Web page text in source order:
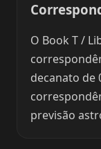
O Book T /
decanato de
previsão